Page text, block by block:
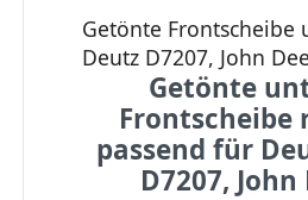
Getönte Frontscheibe
Deutz D7207, John
Getönte
Frontscheibe
passend für
D7207, John